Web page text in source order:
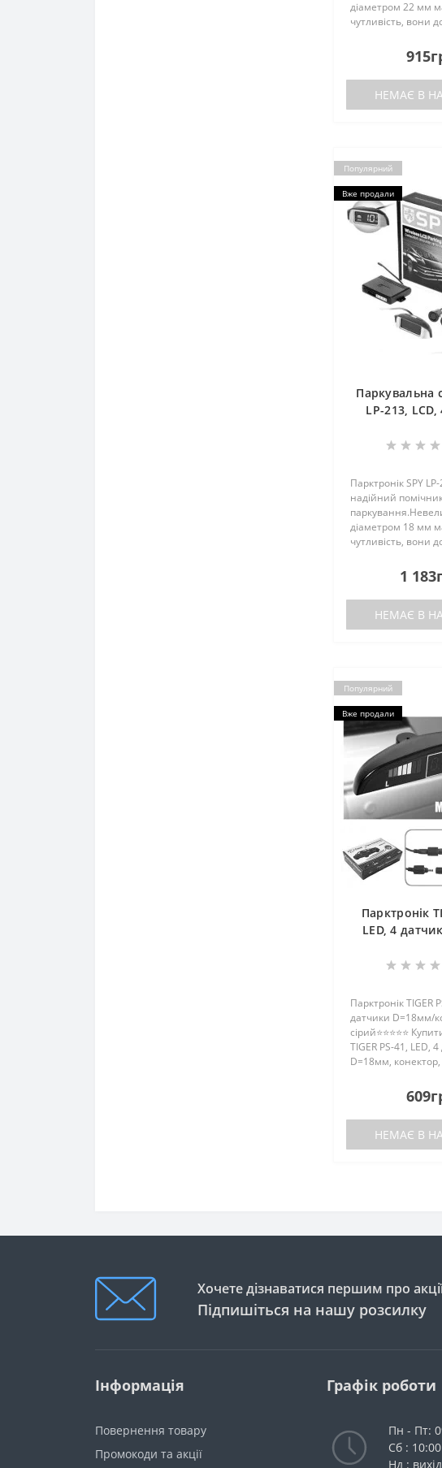
діаметром 22 мм
чутливість, вони
безпечно заїхати
Парктронік Pulso
під час рух..
НЕМАЄ В
Популярний
Вже продали
Паркувальна
LP-213,
звук.
Парктронік SPY
надійний
діаметром 18 мм
чутливість, вони
безпечно заїхати
Парктронік SPY
виручить під час
1
НЕМАЄ В
Популярний
Вже продали
Парктронік
LED, 4
Парктронік TIGER
датчики D=18мм/
сiрий⭐⭐⭐⭐⭐
TIGER PS-41, LED,
D=18мм,
всій Україні в
дзвони зараз ☎
☎ 093-610..
НЕМАЄ В
Хочете дізнаватися першим про
Підпишіться на нашу розсилку
Інформація
Повернення товару
Промокоди та акції
Графік роботи
Пн - Пт:
Сб :
Нд :